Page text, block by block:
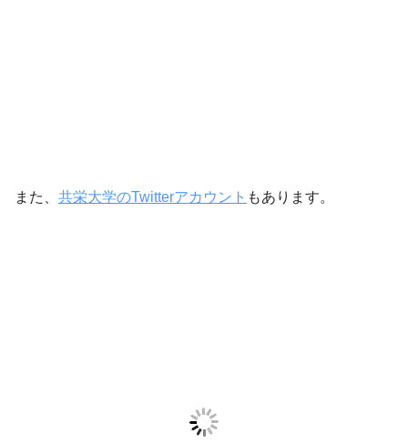
また、 共栄大学のTwitterアカウント もあります。